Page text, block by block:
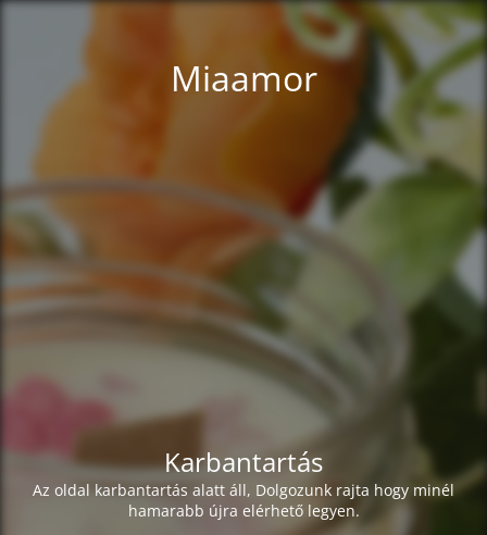
Miaamor
Karbantartás
Az oldal karbantartás alatt áll, Dolgozunk rajta hogy minél
hamarabb újra elérhető legyen.